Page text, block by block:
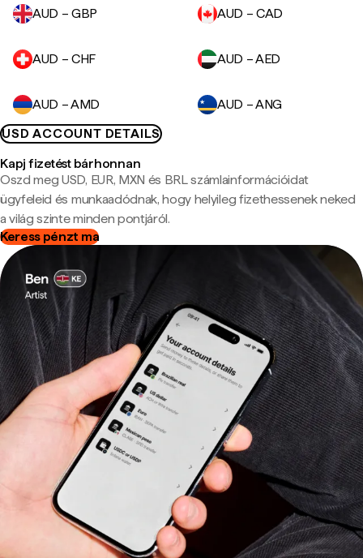
AUD – GBP AUD – CAD
AUD – CHF AUD – AED
AUD – AMD
AUD – ANG
USD ACCOUNT DETAILS
Kapj fizetést bárhonnan
Oszd meg USD, EUR, MXN és BRL számlainformációidat
ügyfeleid és munkaadódnak, hogy helyileg fizethessenek neked
a világ szinte minden pontjáról.
Keress pénzt ma